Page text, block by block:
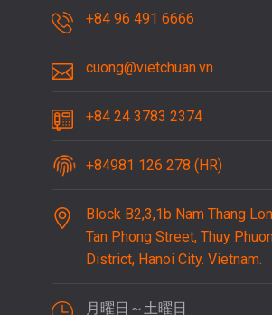
+84 96 491 6666
cuong@vietchuan.vn
+84 24 3783 2374
+84981 126 278 (HR)
Block B2,3,1b Nam Thang
Tan Phong Street, Thuy
District, Hanoi City. Vietnam.
月曜日～土曜日